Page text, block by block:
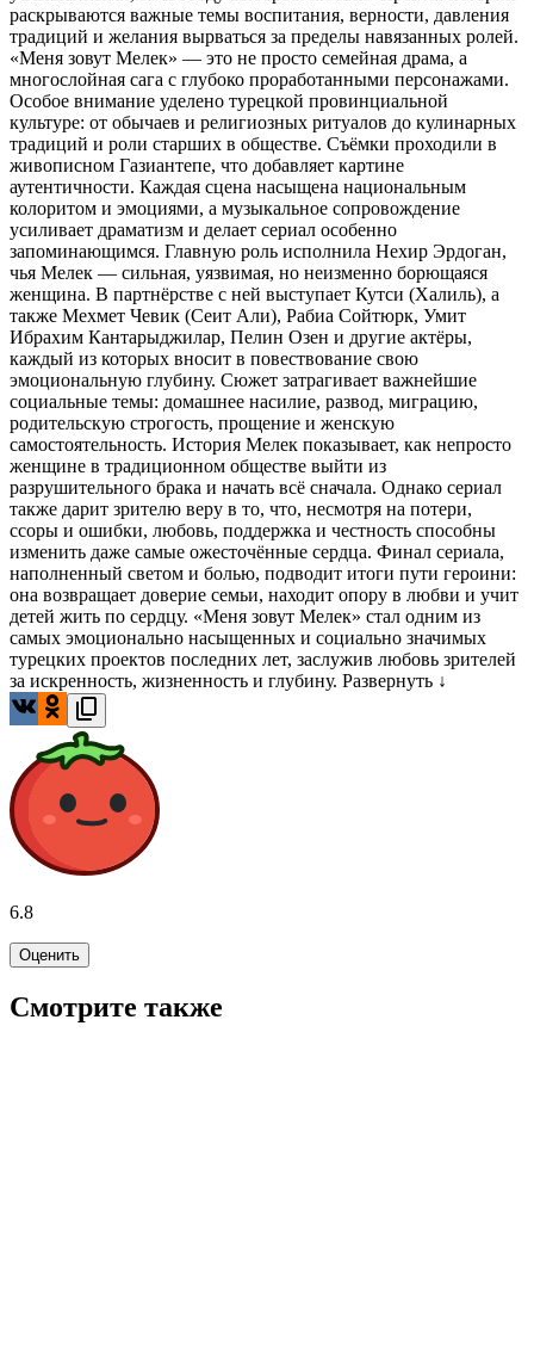
раскрываются важные темы воспитания, верности, давления
традиций и желания вырваться за пределы навязанных ролей.
«Меня зовут Мелек» — это не просто семейная драма, а
многослойная сага с глубоко проработанными персонажами.
Особое внимание уделено турецкой провинциальной
культуре: от обычаев и религиозных ритуалов до кулинарных
традиций и роли старших в обществе. Съёмки проходили в
живописном Газиантепе, что добавляет картине
аутентичности. Каждая сцена насыщена национальным
колоритом и эмоциями, а музыкальное сопровождение
усиливает драматизм и делает сериал особенно
запоминающимся. Главную роль исполнила Нехир Эрдоган,
чья Мелек — сильная, уязвимая, но неизменно борющаяся
женщина. В партнёрстве с ней выступает Кутси (Халиль), а
также Мехмет Чевик (Сеит Али), Рабиа Сойтюрк, Умит
Ибрахим Кантарыджилар, Пелин Озен и другие актёры,
каждый из которых вносит в повествование свою
эмоциональную глубину. Сюжет затрагивает важнейшие
социальные темы: домашнее насилие, развод, миграцию,
родительскую строгость, прощение и женскую
самостоятельность. История Мелек показывает, как непросто
женщине в традиционном обществе выйти из
разрушительного брака и начать всё сначала. Однако сериал
также дарит зрителю веру в то, что, несмотря на потери,
ссоры и ошибки, любовь, поддержка и честность способны
изменить даже самые ожесточённые сердца. Финал сериала,
наполненный светом и болью, подводит итоги пути героини:
она возвращает доверие семьи, находит опору в любви и учит
детей жить по сердцу. «Меня зовут Мелек» стал одним из
самых эмоционально насыщенных и социально значимых
турецких проектов последних лет, заслужив любовь зрителей
за искренность, жизненность и глубину. Развернуть ↓
6.8
Оценить
Смотрите также